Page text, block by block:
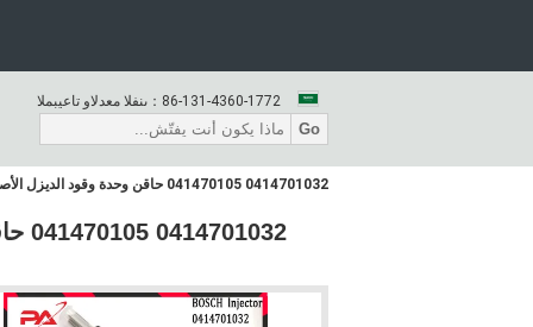
المبيعات والدعم الفنى： 86-131-4360-1772
Go
0414701032 041470105 حاقن وحدة وقود الديزل الأصلي 0414701032 0414701059 0414701006 0414702059 0414701053 0414701084